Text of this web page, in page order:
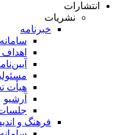
انتشارات
نشریات
خبرنامه
اهداف
هیأت
آرشیو
فرهنگ و